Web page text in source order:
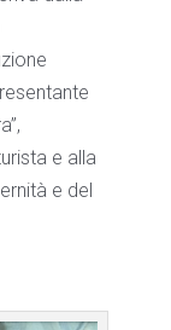
e alla
e del